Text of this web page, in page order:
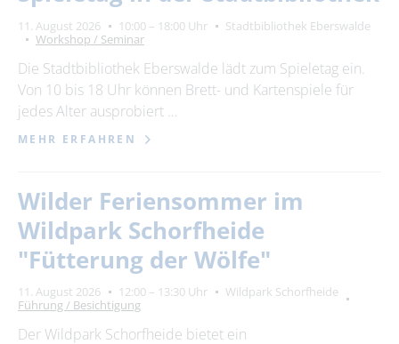
11. August 2026 10:00 – 18:00 Uhr
Stadtbibliothek Eberswalde
Workshop / Seminar
Die Stadtbibliothek Eberswalde lädt zum Spieletag ein.
Von 10 bis 18 Uhr können Brett- und Kartenspiele für
jedes Alter ausprobiert …
MEHR ERFAHREN
Wilder Feriensommer im
Wildpark Schorfheide
"Fütterung der Wölfe"
11. August 2026 12:00 – 13:30 Uhr
Wildpark Schorfheide
Führung / Besichtigung
Der Wildpark Schorfheide bietet ein